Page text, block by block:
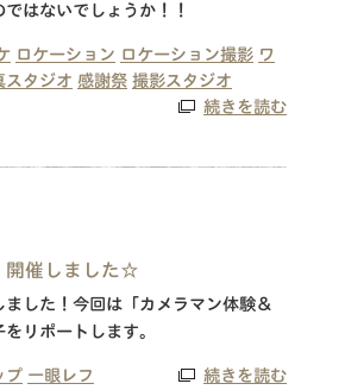
はないでしょうか！！
ロケーション ロケーション撮影 ワ
スタジオ 感謝祭 撮影スタジオ
続きを読む
開催しました☆
した！今回は「カメラマン体験＆
リポートします。
プ 一眼レフ 続きを読む